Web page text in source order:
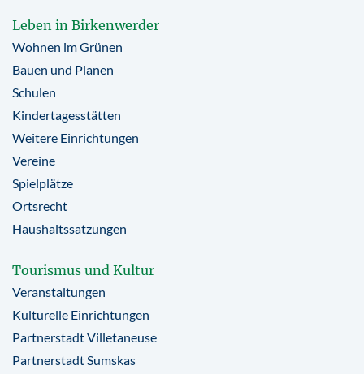
Leben in Birkenwerder
Wohnen im Grünen
Bauen und Planen
Schulen
Kindertagesstätten
Weitere Einrichtungen
Vereine
Spielplätze
Ortsrecht
Haushaltssatzungen
Tourismus und Kultur
Veranstaltungen
Kulturelle Einrichtungen
Partnerstadt Villetaneuse
Partnerstadt Sumskas